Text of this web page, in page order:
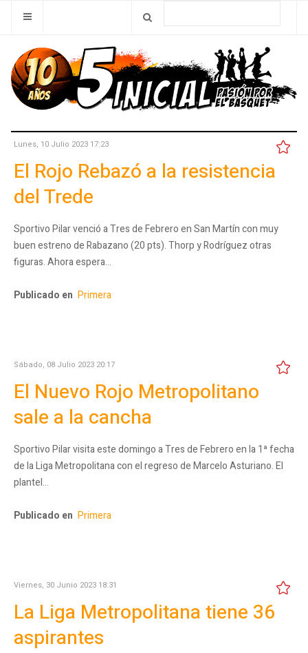
Lunes, 10 Julio 2023 17:23
El Rojo Rebazó a la resistencia
del Trede
Sportivo Pilar venció a Tres de Febrero en San Martín con muy
buen estreno de Rabazano (20 pts). Thorp y Rodríguez otras
figuras. Ahora espera…
Publicado en Primera
Sábado, 08 Julio 2023 20:17
El Nuevo Rojo Metropolitano
sale a la cancha
Sportivo Pilar visita este domingo a Tres de Febrero en la 1ª fecha
de la Liga Metropolitana con el regreso de Marcelo Asturiano. El
plantel…
Publicado en Primera
Viernes, 30 Junio 2023 18:31
La Liga Metropolitana tiene 36
aspirantes